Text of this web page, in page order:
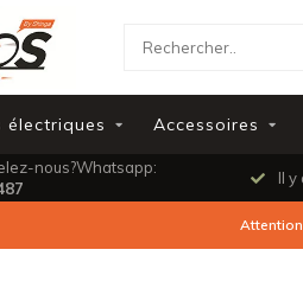
électriques Accessoires
nous?Whatsapp:
Il y